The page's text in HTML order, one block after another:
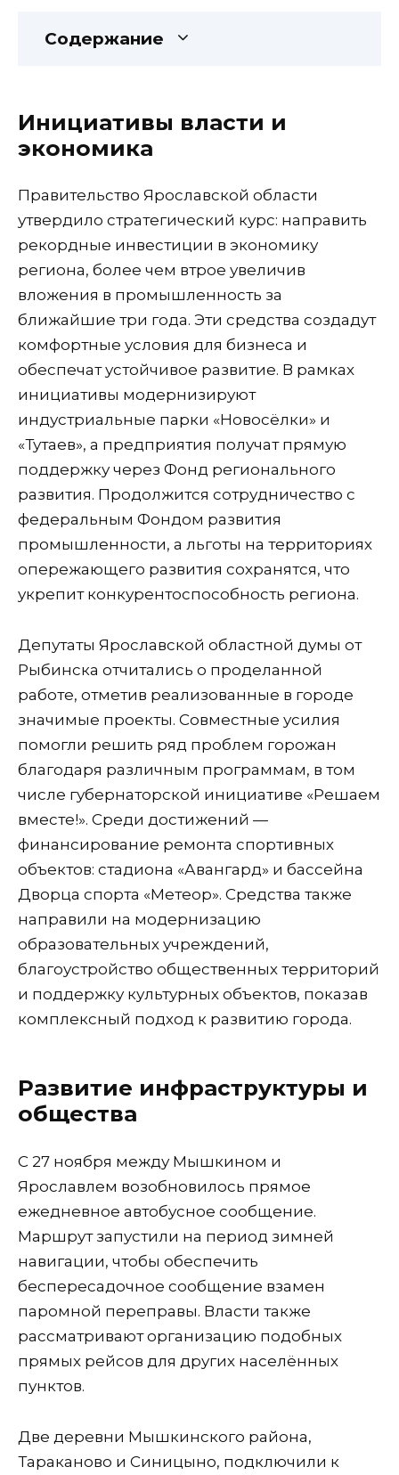
Содержание
Инициативы власти и
экономика
Правительство Ярославской области
утвердило стратегический курс: направить
рекордные инвестиции в экономику
региона, более чем втрое увеличив
вложения в промышленность за
ближайшие три года. Эти средства создадут
комфортные условия для бизнеса и
обеспечат устойчивое развитие. В рамках
инициативы модернизируют
индустриальные парки «Новосёлки» и
«Тутаев», а предприятия получат прямую
поддержку через Фонд регионального
развития. Продолжится сотрудничество с
федеральным Фондом развития
промышленности, а льготы на территориях
опережающего развития сохранятся, что
укрепит конкурентоспособность региона.
Депутаты Ярославской областной думы от
Рыбинска отчитались о проделанной
работе, отметив реализованные в городе
значимые проекты. Совместные усилия
помогли решить ряд проблем горожан
благодаря различным программам, в том
числе губернаторской инициативе «Решаем
вместе!». Среди достижений —
финансирование ремонта спортивных
объектов: стадиона «Авангард» и бассейна
Дворца спорта «Метеор». Средства также
направили на модернизацию
образовательных учреждений,
благоустройство общественных территорий
и поддержку культурных объектов, показав
комплексный подход к развитию города.
Развитие инфраструктуры и
общества
С 27 ноября между Мышкином и
Ярославлем возобновилось прямое
ежедневное автобусное сообщение.
Маршрут запустили на период зимней
навигации, чтобы обеспечить
беспересадочное сообщение взамен
паромной переправы. Власти также
рассматривают организацию подобных
прямых рейсов для других населённых
пунктов.
Две деревни Мышкинского района,
Тараканово и Синицыно, подключили к